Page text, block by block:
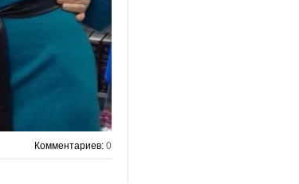
Комментариев: 0